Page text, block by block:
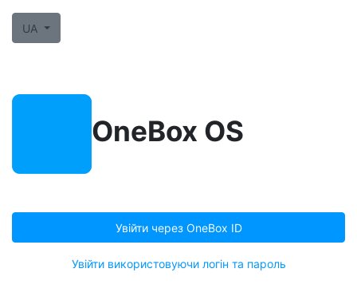
UA
OneBox OS
Увійти через OneBox ID
Увійти використовуючи логін та пароль